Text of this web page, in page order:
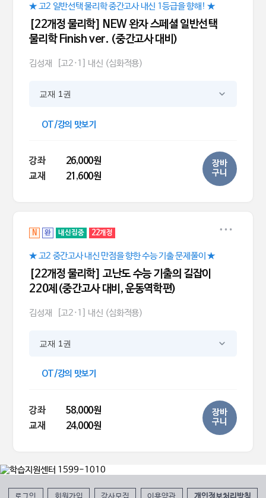
★ 고2 일반선택 물리학 중간고사 내신 1등급을 향해! ★
[22개정 물리학] NEW 완자 스페셜 일반선택
물리학 Finish ver. (중간고사 대비)
김성재 [고2·1] 내신 (심화적용)
교재 1권
OT/강의 맛보기
강좌
26,000원
교재
21,600원
장바
구니
N 완 내신집중 22개정
★ 고2 중간고사 내신 만점을 향한 수능 기출 문제풀이 ★
[22개정 물리학] 고난도 수능 기출의 길잡이
220제(중간고사 대비, 운동역학편)
김성재 [고2·1] 내신 (심화적용)
교재 1권
OT/강의 맛보기
강좌
58,000원
교재
24,000원
장바
구니